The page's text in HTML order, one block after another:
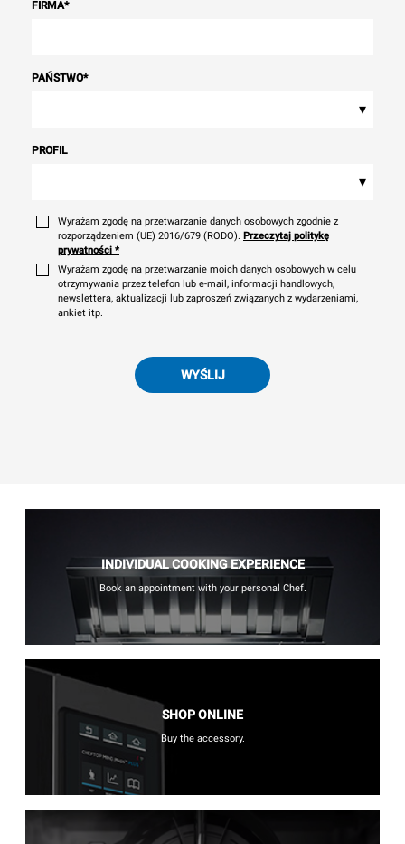
FIRMA*
PAŃSTWO*
▾
PROFIL
▾
Wyrażam zgodę na przetwarzanie danych osobowych zgodnie z
rozporządzeniem (UE) 2016/679 (RODO). Przeczytaj politykę
prywatności *
Wyrażam zgodę na przetwarzanie moich danych osobowych w celu
otrzymywania przez telefon lub e-mail, informacji handlowych,
newslettera, aktualizacji lub zaproszeń związanych z wydarzeniami,
ankiet itp.
WYŚLIJ
INDIVIDUAL COOKING EXPERIENCE
Book an appointment with your personal Chef.
SHOP ONLINE
Buy the accessory.